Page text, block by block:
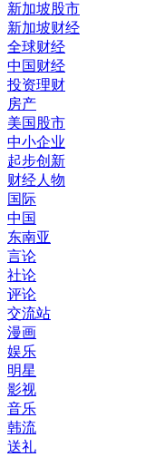
新加坡股市
新加坡财经
全球财经
中国财经
投资理财
房产
美国股市
中小企业
起步创新
财经人物
国际
中国
东南亚
言论
社论
评论
交流站
漫画
娱乐
明星
影视
音乐
韩流
送礼